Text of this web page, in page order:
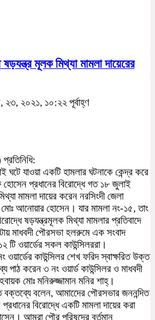
মূলক মিথ্যা মামলা দায়েরের
২০২১, ১০:২২ পূর্বাহ্ণ
যাওয়া একটি হামলার ঘটনাকে কেন্দ্র করে
হোসেন প্রধানের বিরোদ্ধে গত ১৮ জুলাই
মামলা দায়ের করেন নরসিংদী জেলা
আনোয়ার হোসেন। যার মামলা নং-১৫, তাং
ষড়যন্ত্রমূলক মিথ্যা মামলার প্রতিবাদে
মাধবদী পৌরসভা হলরুমে এক সংবাদ
টি ওয়ার্ডের সকল কাউন্সিলররা।
ওয়ার্ডের কাউন্সিলর শেখ ফরিদ স্বাক্ষরিত উক্ত
পাঠ করেন ৩ নং ওয়ার্ড কাউন্সিলর ও মাধবদী
মোঃ মনিরুজ্জামান মনির শাহ্।
বক্তব্যে বলেন, আমাদেের পৌরসভার জননন্দিত
বিরোদ্ধে একটি মামলা দায়ের করা
আমরা পৌর পরিষদের বর্তমান